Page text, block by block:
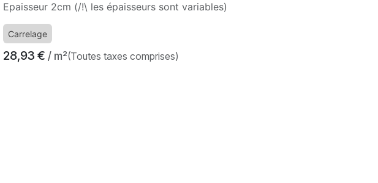
Epaisseur 2cm (/!\ les épaisseurs sont variables)
Carrelage
28,93 € / m²(Toutes taxes comprises)